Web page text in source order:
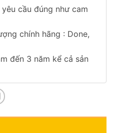
cầu đúng như cam
chính hãng : Done,
đến 3 năm kể cả sản